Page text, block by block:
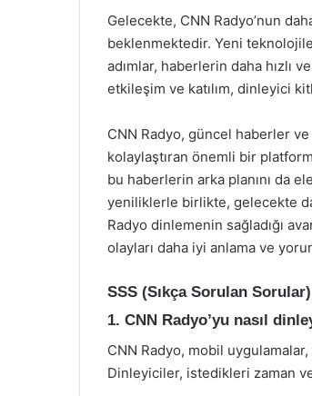
Gelecekte, CNN Radyo’nun
beklenmektedir. Yeni
adımlar, haberlerin daha hızlı
etkileşim ve katılım, dinleyici
CNN Radyo, güncel haberler
kolaylaştıran önemli bir
bu haberlerin arka planını da
yeniliklerle birlikte, gelecekte
Radyo dinlemenin sağladığı
olayları daha iyi anlama ve
SSS (Sıkça Sorulan Sorular)
1. CNN Radyo’yu nasıl
CNN Radyo, mobil
Dinleyiciler, istedikleri zaman